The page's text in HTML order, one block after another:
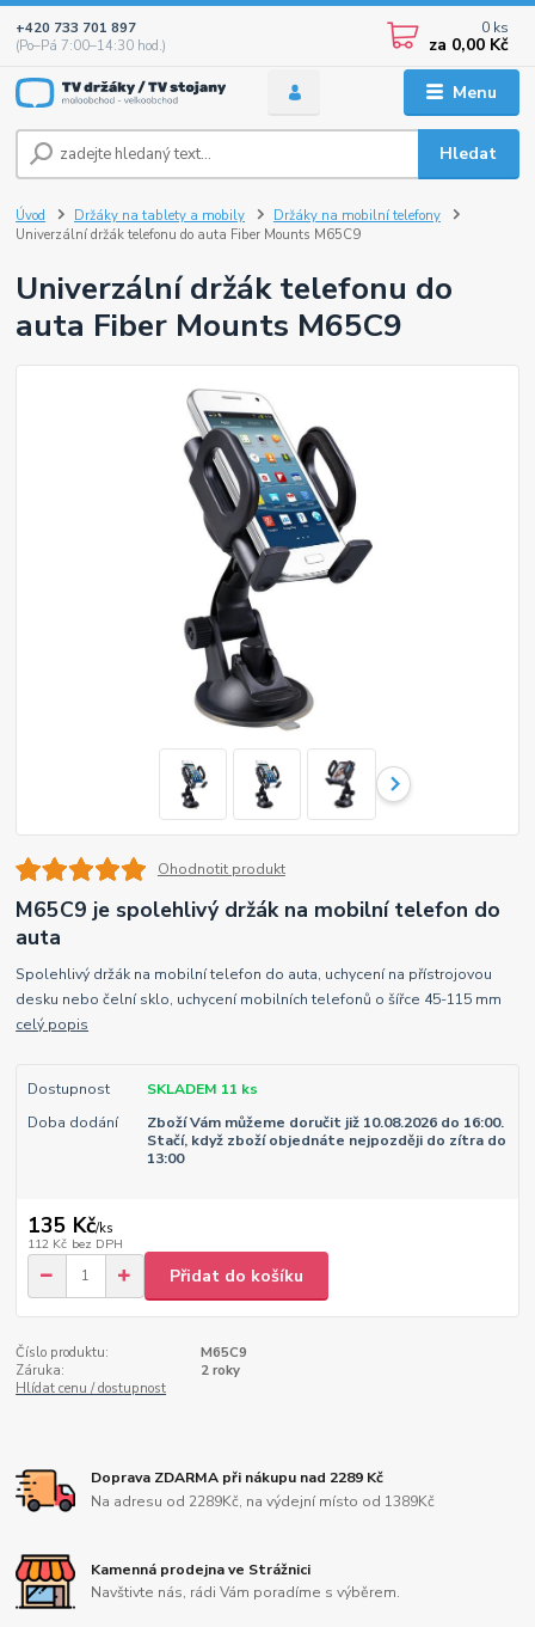
Menu
Hledat
+420 733 701 897
(Po–Pá 7:00–14:30 hod.)
0 ks
za 0,00 Kč
Úvod Držáky na tablety a mobily
Držáky na mobilní telefony
Univerzální držák telefonu do auta Fiber Mounts M65C9
Univerzální držák telefonu do
auta Fiber Mounts M65C9
Ohodnotit produkt
M65C9 je spolehlivý držák na mobilní telefon do
auta
Spolehlivý držák na mobilní telefon do auta, uchycení na přístrojovou
desku nebo čelní sklo, uchycení mobilních telefonů o šířce 45-115 mm
celý popis
Dostupnost
SKLADEM 11 ks
Doba dodání
Zboží Vám můžeme doručit již 10.08.2026 do 16:00.
Stačí, když zboží objednáte nejpozději do zítra do
13:00
135 Kč/ks
112 Kč bez DPH
Přidat do košíku
Číslo produktu:
M65C9
Záruka:
2 roky
Hlídat cenu / dostupnost
Doprava ZDARMA při nákupu nad 2289 Kč
Na adresu od 2289Kč, na výdejní místo od 1389Kč
Kamenná prodejna ve Strážnici
Navštivte nás, rádi Vám poradíme s výběrem.